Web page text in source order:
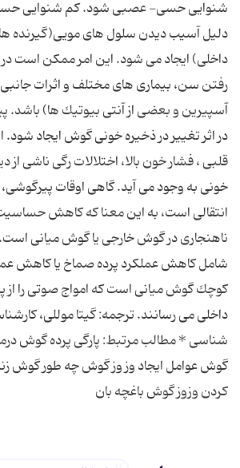
شنوایی حسی- عصبی شود. كم شنوایی
دلیل آسیب دیدن سلول های
داخلی) ایجاد می شود. این امر ممكن است در
رفتن سن، بیماری های مختلف و اثرات
آسپیرین و بعضی از آنتی بیوتیك ها)
در اثر تغییر در ذخیره خونی گوش ایجاد شود.
قلبی ، فشار خون بالا، اختلالات رگی ناشی از
خونی به وجود می آید. گاهی اوقات
انتقالی است، به این معنا كه كاهش
ناهنجاری در گوش خارجی یا گوش میانی
شامل كاهش عملكرد پرده صماخ یا كاهش
كوچك گوش میانی است كه امواج صوتی را
داخلی می رسانند. ترجمه: گیتا موللی،
شناسی * مطالب مرتبط: پارگی‌ پرده‌ گوش
گوش عوامل ایجاد وز وز گوش چه طور گوش
كردن وزوز گوش باغچه بان